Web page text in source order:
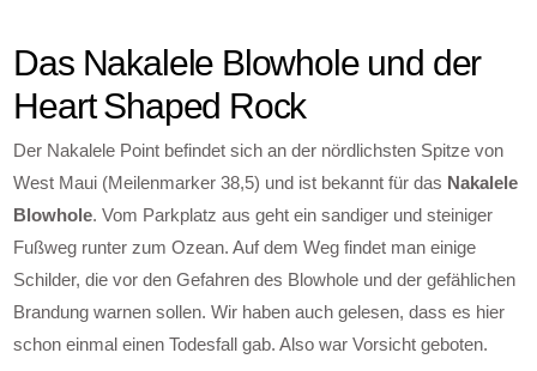
Das Nakalele Blowhole und der
Heart Shaped Rock
Der Nakalele Point befindet sich an der nördlichsten Spitze von
West Maui (Meilenmarker 38,5) und ist bekannt für das Nakalele
Blowhole. Vom Parkplatz aus geht ein sandiger und steiniger
Fußweg runter zum Ozean. Auf dem Weg findet man einige
Schilder, die vor den Gefahren des Blowhole und der gefählichen
Brandung warnen sollen. Wir haben auch gelesen, dass es hier
schon einmal einen Todesfall gab. Also war Vorsicht geboten.